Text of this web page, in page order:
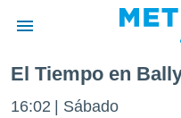
de
El Tiempo en
16:02 Sábado